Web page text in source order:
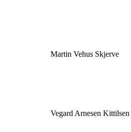
Martin Vehus Skjerve
Vegard Arnesen Kittilsen